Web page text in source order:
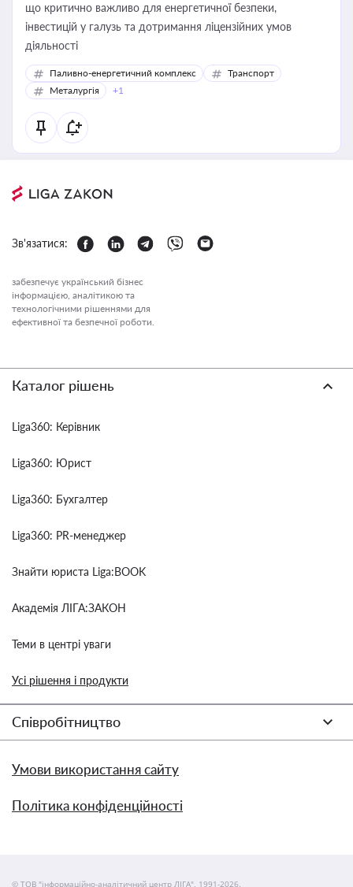
що критично важливо для енергетичної безпеки,
інвестицій у галузь та дотримання ліцензійних умов
діяльності
Паливно-енергетичний комплекс
Транспорт
Металургія
+1
Зв'язатися:
забезпечує український бізнес
інформацією, аналітикою та
технологічними рішеннями для
ефективної та безпечної роботи.
Каталог рішень
Liga360: Керівник
Liga360: Юрист
Liga360: Бухгалтер
Liga360: PR-менеджер
Знайти юриста Liga:BOOK
Академія ЛІГА:ЗАКОН
Теми в центрі уваги
Усі рішення і продукти
Співробітництво
Умови використання сайту
Політика конфіденційності
© ТОВ "інформаційно-аналітичний центр ЛІГА", 1991-2026.